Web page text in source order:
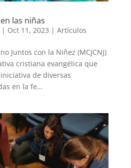
las niñas
| Oct 11, 2023 | Artículos
Juntos con la Niñez (MCJCNJ)
cristiana evangélica que
de diversas
en la fe…